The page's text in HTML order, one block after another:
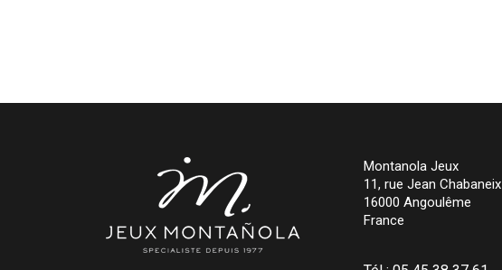
Montanola Jeux
11, rue Jean Chabaneix
16000 Angoulême
France